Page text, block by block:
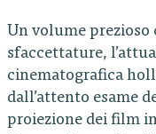
Un volume
sfaccettature,
cinematografica
dall’attento esame
proiezione dei film